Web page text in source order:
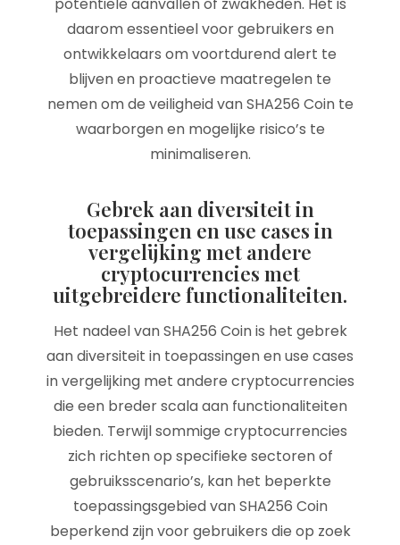
daarom essentieel voor gebruikers en
ontwikkelaars om voortdurend alert te
blijven en proactieve maatregelen te
nemen om de veiligheid van SHA256 Coin te
waarborgen en mogelijke risico’s te
minimaliseren.
Gebrek aan diversiteit in
toepassingen en use cases in
vergelijking met andere
cryptocurrencies met
uitgebreidere functionaliteiten.
Het nadeel van SHA256 Coin is het gebrek
aan diversiteit in toepassingen en use cases
in vergelijking met andere cryptocurrencies
die een breder scala aan functionaliteiten
bieden. Terwijl sommige cryptocurrencies
zich richten op specifieke sectoren of
gebruiksscenario’s, kan het beperkte
toepassingsgebied van SHA256 Coin
beperkend zijn voor gebruikers die op zoek